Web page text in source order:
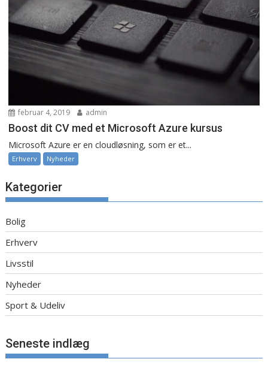
februar 4, 2019 admin
Boost dit CV med et Microsoft Azure kursus
Microsoft Azure er en cloudløsning, som er et...
Erhverv Nyheder
Kategorier
Bolig
Erhverv
Livsstil
Nyheder
Sport & Udeliv
Seneste indlæg